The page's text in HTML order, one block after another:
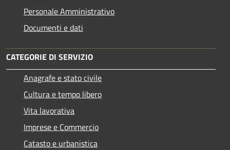
Personale Amministrativo
Documenti e dati
CATEGORIE DI SERVIZIO
Anagrafe e stato civile
Cultura e tempo libero
Vita lavorativa
Imprese e Commercio
Catasto e urbanistica